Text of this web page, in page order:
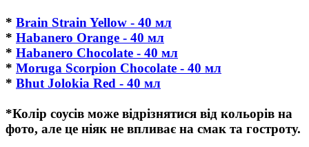
* Brain Strain Yellow - 40 мл
* Habanero Orange - 40 мл
* Habanero Chocolate - 40 мл
* Moruga Scorpion Chocolate - 40 мл
* Bhut Jolokia Red - 40 мл
*Колір соусів може відрізнятися від кольорів на
фото, але це ніяк не впливає на смак та гостроту.